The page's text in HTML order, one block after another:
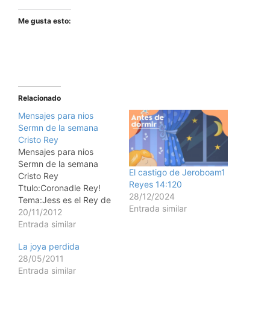
Me gusta esto:
Relacionado
Mensajes para nios
Sermn de la semana
Cristo Rey
Mensajes para nios
Sermn de la semana
Cristo Rey
Ttulo:Coronadle Rey!
Tema:Jess es el Rey de
Reyes. Cristo Rey
Objeto:Una corona
rey!", le dijo Pilato. "Eres
t quien dice que soy rey.
Yo para esto nac, y para
20/11/2012
Entrada similar
El castigo de Jeroboam1
Reyes 14:120
28/12/2024
Entrada similar
La joya perdida
28/05/2011
Entrada similar